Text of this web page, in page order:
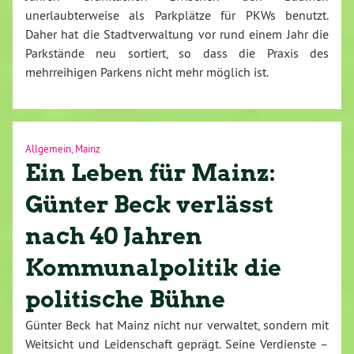
unerlaubterweise als Parkplätze für PKWs benutzt.
Daher hat die Stadtverwaltung vor rund einem Jahr die
Parkstände neu sortiert, so dass die Praxis des
mehrreihigen Parkens nicht mehr möglich ist.
Allgemein,Mainz
Ein Leben für Mainz:
Günter Beck verlässt
nach 40 Jahren
Kommunalpolitik die
politische Bühne
Günter Beck hat Mainz nicht nur verwaltet, sondern mit
Weitsicht und Leidenschaft geprägt. Seine Verdienste –